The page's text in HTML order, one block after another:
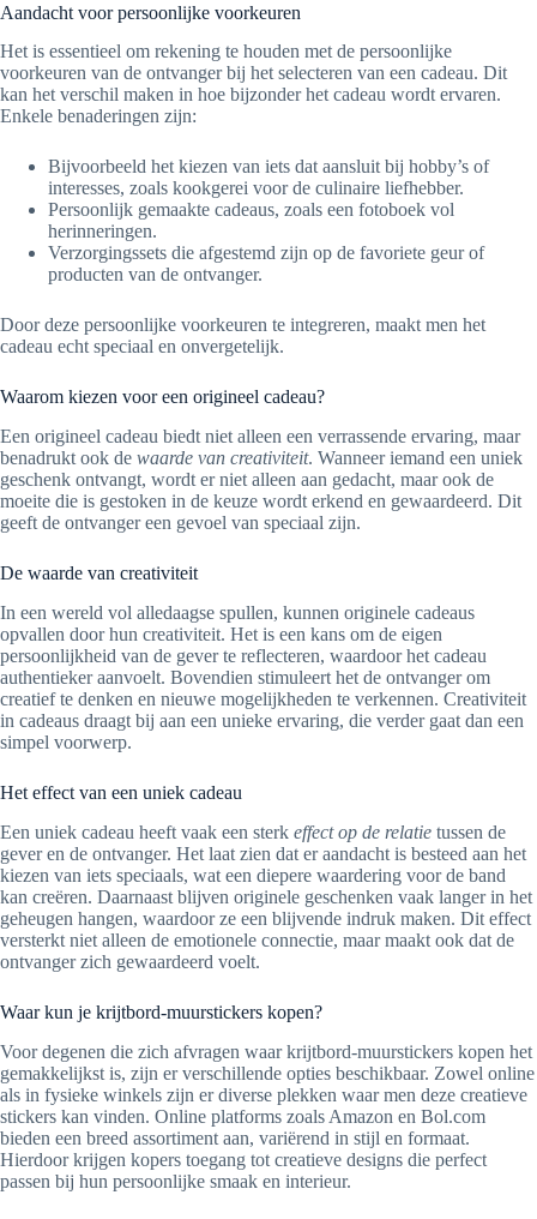
Aandacht voor persoonlijke voorkeuren
Het is essentieel om rekening te houden met de persoonlijke
voorkeuren van de ontvanger bij het selecteren van een cadeau. Dit
kan het verschil maken in hoe bijzonder het cadeau wordt ervaren.
Enkele benaderingen zijn:
Bijvoorbeeld het kiezen van iets dat aansluit bij hobby’s of
interesses, zoals kookgerei voor de culinaire liefhebber.
Persoonlijk gemaakte cadeaus, zoals een fotoboek vol
herinneringen.
Verzorgingssets die afgestemd zijn op de favoriete geur of
producten van de ontvanger.
Door deze persoonlijke voorkeuren te integreren, maakt men het
cadeau echt speciaal en onvergetelijk.
Waarom kiezen voor een origineel cadeau?
Een origineel cadeau biedt niet alleen een verrassende ervaring, maar
benadrukt ook de waarde van creativiteit. Wanneer iemand een uniek
geschenk ontvangt, wordt er niet alleen aan gedacht, maar ook de
moeite die is gestoken in de keuze wordt erkend en gewaardeerd. Dit
geeft de ontvanger een gevoel van speciaal zijn.
De waarde van creativiteit
In een wereld vol alledaagse spullen, kunnen originele cadeaus
opvallen door hun creativiteit. Het is een kans om de eigen
persoonlijkheid van de gever te reflecteren, waardoor het cadeau
authentieker aanvoelt. Bovendien stimuleert het de ontvanger om
creatief te denken en nieuwe mogelijkheden te verkennen. Creativiteit
in cadeaus draagt bij aan een unieke ervaring, die verder gaat dan een
simpel voorwerp.
Het effect van een uniek cadeau
Een uniek cadeau heeft vaak een sterk effect op de relatie tussen de
gever en de ontvanger. Het laat zien dat er aandacht is besteed aan het
kiezen van iets speciaals, wat een diepere waardering voor de band
kan creëren. Daarnaast blijven originele geschenken vaak langer in het
geheugen hangen, waardoor ze een blijvende indruk maken. Dit effect
versterkt niet alleen de emotionele connectie, maar maakt ook dat de
ontvanger zich gewaardeerd voelt.
Waar kun je krijtbord-muurstickers kopen?
Voor degenen die zich afvragen waar krijtbord-muurstickers kopen het
gemakkelijkst is, zijn er verschillende opties beschikbaar. Zowel online
als in fysieke winkels zijn er diverse plekken waar men deze creatieve
stickers kan vinden. Online platforms zoals Amazon en Bol.com
bieden een breed assortiment aan, variërend in stijl en formaat.
Hierdoor krijgen kopers toegang tot creatieve designs die perfect
passen bij hun persoonlijke smaak en interieur.